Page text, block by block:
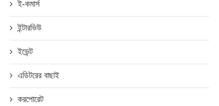
ই-কমার্স
ইন্টারভিউ
ইভেন্ট
এডিটরের বাছাই
করপোরেট